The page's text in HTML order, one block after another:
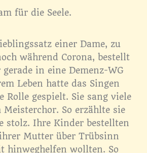
für die Seele.
einer Dame, zu
während Corona, bestellt
in eine Demenz-WG
Leben hatte das Singen
Rolle gespielt. Sie sang viele
So erzählte sie
stolz. Ihre Kinder bestellten
Mutter über Trübsinn
hinweghelfen wollten. So